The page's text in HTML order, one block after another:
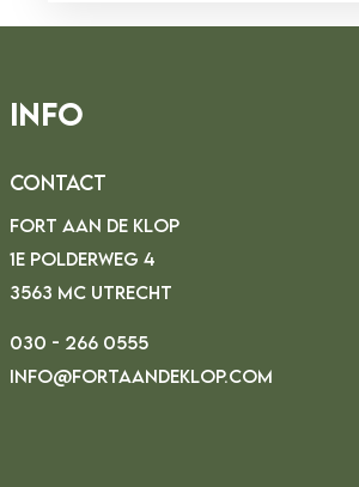
organized day!
Info
Contact
FORT AAN DE KLOP
1E POLDERWEG 4
3563 MC UTRECHT
030 - 266 0555
INFO@FORTAANDEKLOP.COM